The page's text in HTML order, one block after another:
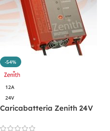
-54%
12A
24V
Caricabatteria Zenith 24V